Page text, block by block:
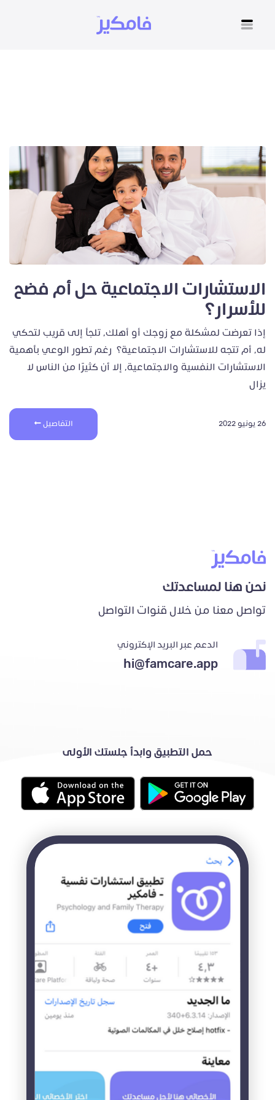
الاستشارات الاجتماعية حل أم فضح
للأسرار؟
إذا تعرضت لمشكلة مع زوجك أو أهلك، تلجأ إلى قريب لتحكي
له، أم تتجه للاستشارات الاجتماعية؟ رغم تطور الوعي بأهمية
الاستشارات النفسية والاجتماعية، إلا أن كثيرًا من الناس لا
يزال
26 يونيو 2022 التفاصيل
نحن هنا لمساعدتك
تواصل معنا من خلال قنوات التواصل
الدعم عبر البريد الإكتروني
hi@famcare.app
حمل التطبيق وابدأ جلستك الأولى